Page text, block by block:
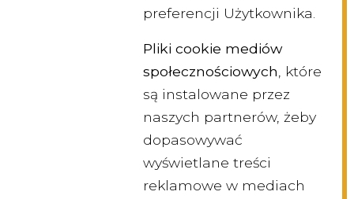
preferencji Użytkownika.
Pliki cookie mediów
społecznościowych, które
są instalowane przez
naszych partnerów, żeby
dopasowywać
wyświetlane treści
reklamowe w mediach